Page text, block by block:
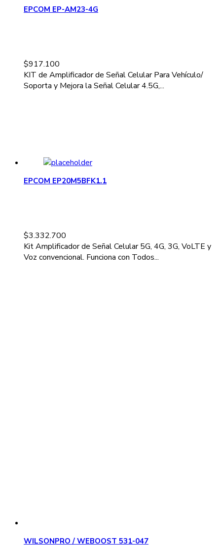
EPCOM EP-AM23-4G
$917.100
KIT de Amplificador de Señal Celular Para Vehículo/
Soporta y Mejora la Señal Celular 4.5G,...
EPCOM EP20M5BFK1.1
$3.332.700
Kit Amplificador de Señal Celular 5G, 4G, 3G, VoLTE y
Voz convencional. Funciona con Todos...
WILSONPRO / WEBOOST 531-047